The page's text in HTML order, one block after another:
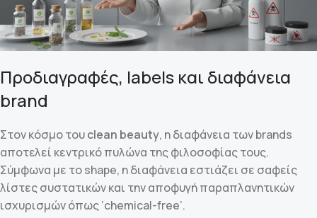
Προδιαγραφές, labels και διαφάνεια
brand
Στον κόσμο τουclean beauty, η διαφάνεια των brands
αποτελεί κεντρικό πυλώνα της φιλοσοφίας τους.
Σύμφωνα με το shape, η διαφάνεια εστιάζει σε σαφείς
λίστες συστατικών και την αποφυγή παραπλανητικών
ισχυρισμών όπως ‘chemical-free’.